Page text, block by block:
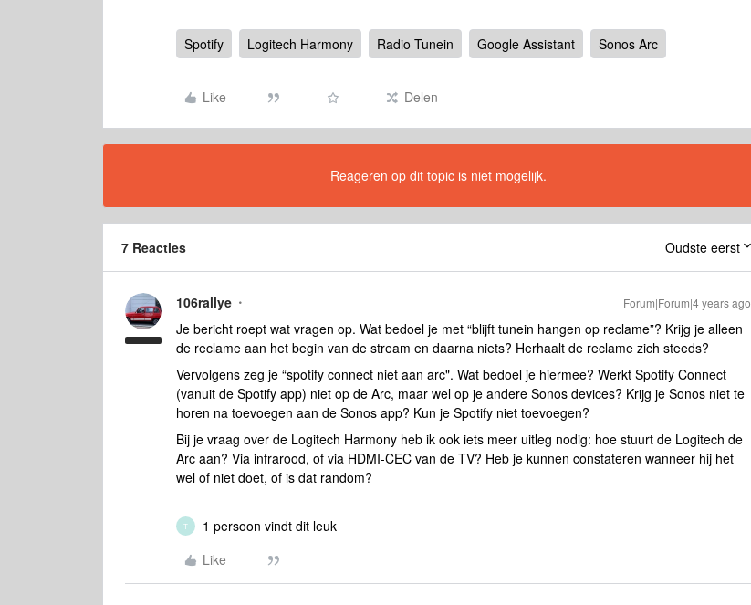
Spotify Logitech Harmony Radio Tunein Google Assistant Sonos Arc
Like Delen
Reageren op dit topic is niet mogelijk.
7 Reacties Oudste eerst
106rallye Forum|Forum|4 years ago
Je bericht roept wat vragen op. Wat bedoel je met “blijft tunein hangen op reclame”? Krijg je alleen
de reclame aan het begin van de stream en daarna niets? Herhaalt de reclame zich steeds?
Vervolgens zeg je “spotify connect niet aan arc". Wat bedoel je hiermee? Werkt Spotify Connect
(vanuit de Spotify app) niet op de Arc, maar wel op je andere Sonos devices? Krijg je Sonos niet te
horen na toevoegen aan de Sonos app? Kun je Spotify niet toevoegen?
Bij je vraag over de Logitech Harmony heb ik ook iets meer uitleg nodig: hoe stuurt de Logitech de
Arc aan? Via infrarood, of via HDMI-CEC van de TV? Heb je kunnen constateren wanneer hij het
wel of niet doet, of is dat random?
T
1 persoon vindt dit leuk
Like